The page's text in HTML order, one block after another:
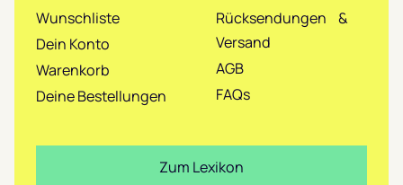
Wunschliste
Dein Konto
Warenkorb
Deine Bestellungen
Rücksendungen &
Versand
AGB
FAQs
Zum Lexikon